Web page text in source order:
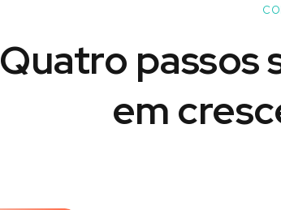
Quatro passos
em